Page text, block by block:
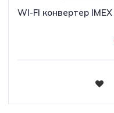
WI-FI конвертер